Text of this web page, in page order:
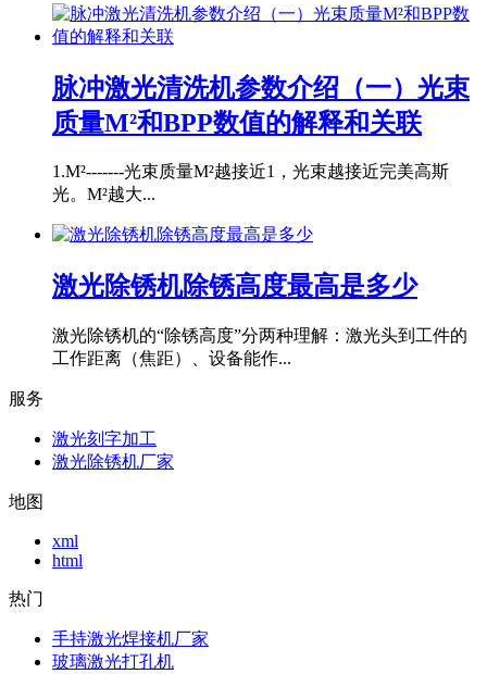
脉冲激光清洗机参数介绍（一）光束
质量M²和BPP数值的解释和关联
1.M²-------光束质量M²越接近1，光束越接近完美高斯
光。M²越大...
激光除锈机除锈高度最高是多少
激光除锈机的“除锈高度”分两种理解：激光头到工件的
工作距离（焦距）、设备能作...
服务
激光刻字加工
激光除锈机厂家
地图
xml
html
热门
手持激光焊接机厂家
玻璃激光打孔机